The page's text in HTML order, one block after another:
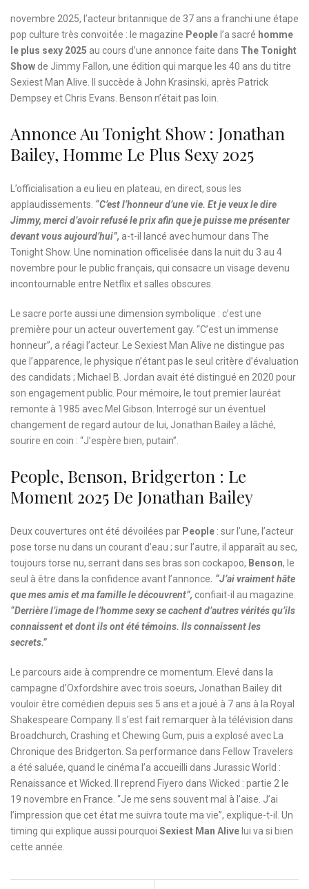
novembre 2025, l’acteur britannique de 37 ans a franchi une étape
pop culture très convoitée : le magazine Peoplel’a sacré homme
le plus sexy 2025 au cours d’une annonce faite dans The Tonight
Show de Jimmy Fallon, une édition qui marque les 40 ans du titre
Sexiest Man Alive. Il succède à John Krasinski, après Patrick
Dempsey et Chris Evans. Benson n’était pas loin.
Annonce Au Tonight Show : Jonathan
Bailey, Homme Le Plus Sexy 2025
L’officialisation a eu lieu en plateau, en direct, sous les
applaudissements. “C’est l’honneur d’une vie. Et je veux le dire
Jimmy, merci d’avoir refusé le prix afin que je puisse me présenter
devant vous aujourd’hui”, a-t-il lancé avec humour dans The
Tonight Show. Une nomination officelisée dans la nuit du 3 au 4
novembre pour le public français, qui consacre un visage devenu
incontournable entre Netflix et salles obscures.
Le sacre porte aussi une dimension symbolique : c’est une
première pour un acteur ouvertement gay. “C’est un immense
honneur”, a réagi l’acteur. Le Sexiest Man Alive ne distingue pas
que l’apparence, le physique n’étant pas le seul critère d’évaluation
des candidats ; Michael B. Jordan avait été distingué en 2020 pour
son engagement public. Pour mémoire, le tout premier lauréat
remonte à 1985 avec Mel Gibson. Interrogé sur un éventuel
changement de regard autour de lui, Jonathan Bailey a lâché,
sourire en coin : “J’espère bien, putain”.
People, Benson, Bridgerton : Le
Moment 2025 De Jonathan Bailey
Deux couvertures ont été dévoilées par People : sur l’une, l’acteur
pose torse nu dans un courant d’eau ; sur l’autre, il apparaît au sec,
toujours torse nu, serrant dans ses bras son cockapoo, Benson, le
seul à être dans la confidence avant l’annonce. “J’ai vraiment hâte
que mes amis et ma famille le découvrent”, confiait-il au magazine.
“Derrière l’image de l’homme sexy se cachent d’autres vérités qu’ils
connaissent et dont ils ont été témoins. Ils connaissent les
secrets.”
Le parcours aide à comprendre ce momentum. Elevé dans la
campagne d’Oxfordshire avec trois soeurs, Jonathan Bailey dit
vouloir être comédien depuis ses 5 ans et a joué à 7 ans à la Royal
Shakespeare Company. Il s’est fait remarquer à la télévision dans
Broadchurch, Crashing et Chewing Gum, puis a explosé avec La
Chronique des Bridgerton. Sa performance dans Fellow Travelers
a été saluée, quand le cinéma l’a accueilli dans Jurassic World :
Renaissance et Wicked. Il reprend Fiyero dans Wicked : partie 2 le
19 novembre en France. “Je me sens souvent mal à l’aise. J’ai
l’impression que cet état me suivra toute ma vie”, explique-t-il. Un
timing qui explique aussi pourquoi Sexiest Man Alivelui va si bien
cette année.